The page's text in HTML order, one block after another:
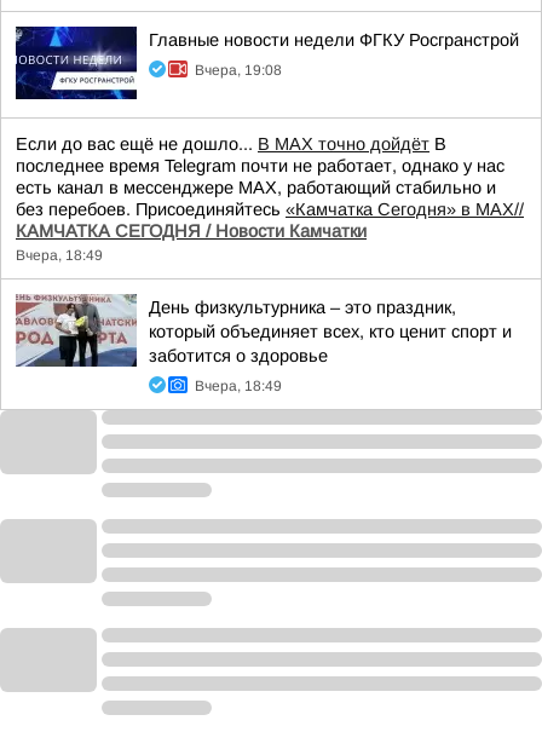
Главные новости недели ФГКУ Росгранстрой
Вчера, 19:08
Если до вас ещё не дошло... В MAX точно дойдёт В
последнее время Telegram почти не работает, однако у нас
есть канал в мессенджере MAX, работающий стабильно и
без перебоев. Присоединяйтесь «Камчатка Сегодня» в MAX//
КАМЧАТКА СЕГОДНЯ / Новости Камчатки
Вчера, 18:49
День физкультурника – это праздник,
который объединяет всех, кто ценит спорт и
заботится о здоровье
Вчера, 18:49